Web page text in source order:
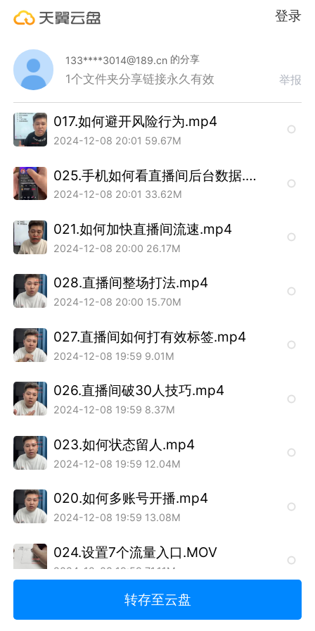
登录
133****3014@189.cn 的分享
1个文件夹分享链接永久有效 举报
017.如何避开风险行为.mp4
2024-12-08 20:01 59.67M
025.手机如何看直播间后台数据.mp4
2024-12-08 20:01 33.62M
021.如何加快直播间流速.mp4
2024-12-08 20:00 26.17M
028.直播间整场打法.mp4
2024-12-08 20:00 15.70M
027.直播间如何打有效标签.mp4
2024-12-08 19:59 9.01M
026.直播间破30人技巧.mp4
2024-12-08 19:59 8.37M
023.如何状态留人.mp4
2024-12-08 19:59 12.04M
020.如何多账号开播.mp4
2024-12-08 19:59 13.08M
024.设置7个流量入口.MOV
2024-12-08 19:59 71.11M
019.如何打精准标签.mp4
转存至云盘